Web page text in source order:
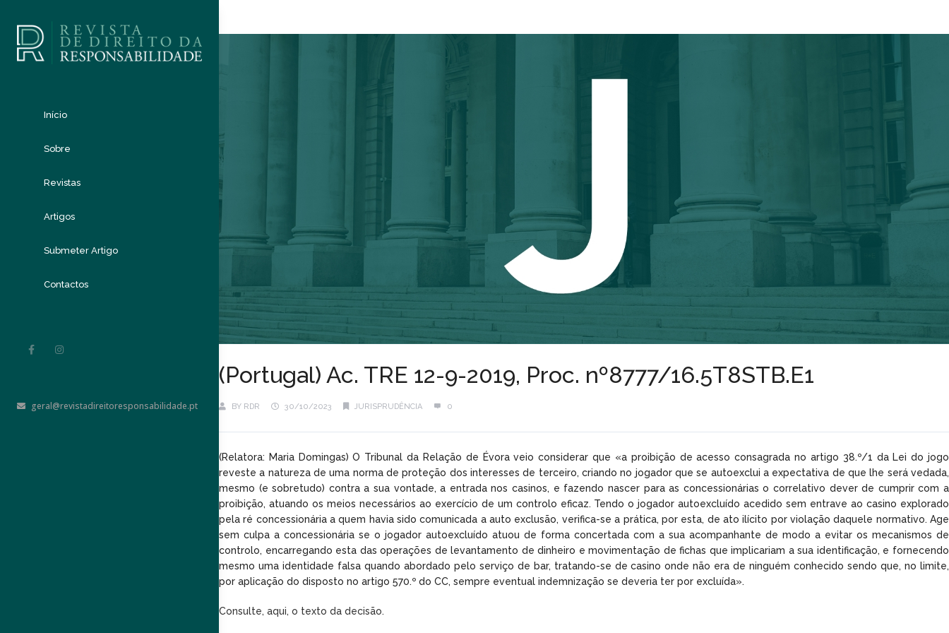
Início
Sobre
Revistas
Artigos
Submeter Artigo
Contactos
geral@revistadireitoresponsabilidade.pt
(Portugal) Ac. TRE 12-9-2019, Proc. nº8777/16.5T8STB.E1
BY RDR 30/10/2023 JURISPRUDÊNCIA 0
(Relatora: Maria Domingas) O Tribunal da Relação de Évora veio considerar que «a proibição de acesso consagrada no artigo 38.º/1 da Lei do jogo
reveste a natureza de uma norma de proteção dos interesses de terceiro, criando no jogador que se autoexclui a expectativa de que lhe será vedada,
mesmo (e sobretudo) contra a sua vontade, a entrada nos casinos, e fazendo nascer para as concessionárias o correlativo dever de cumprir com a
proibição, atuando os meios necessários ao exercício de um controlo eficaz. Tendo o jogador autoexcluído acedido sem entrave ao casino explorado
pela ré concessionária a quem havia sido comunicada a auto exclusão, verifica-se a prática, por esta, de ato ilícito por violação daquele normativo. Age
sem culpa a concessionária se o jogador autoexcluído atuou de forma concertada com a sua acompanhante de modo a evitar os mecanismos de
controlo, encarregando esta das operações de levantamento de dinheiro e movimentação de fichas que implicariam a sua identificação, e fornecendo
mesmo uma identidade falsa quando abordado pelo serviço de bar, tratando-se de casino onde não era de ninguém conhecido sendo que, no limite,
por aplicação do disposto no artigo 570.º do CC, sempre eventual indemnização se deveria ter por excluída».
Consulte, aqui, o texto da decisão.